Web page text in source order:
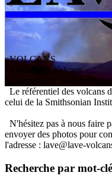
VOLCANS
/ Référentiel Volcans
ssociation V
Le référentiel des volcans
celui de la Smithsonian
N'hésitez pas à nous faire
envoyer des photos pour
l'adresse : lave@lave-
Recherche par mot-clé